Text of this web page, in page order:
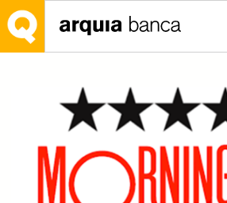
Saltar al contenido principal